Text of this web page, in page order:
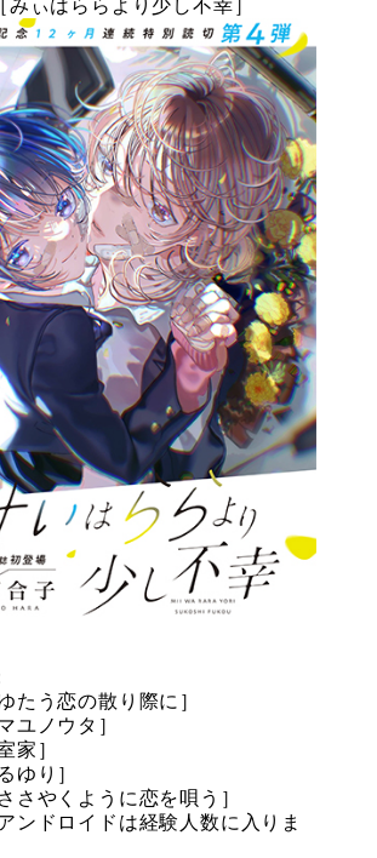
みぃはららより少し不幸］
たう恋の散り際に］
ユノウタ］
家］
ゆり］
さやくように恋を唄う］
ンドロイドは経験人数に入りま